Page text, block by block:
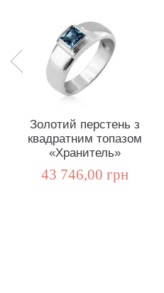
Золотий перстень з
квадратним топазом
«Хранитель»
43 746,00 грн